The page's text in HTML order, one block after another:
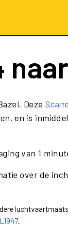
Deze
en is
van 1
over de
.